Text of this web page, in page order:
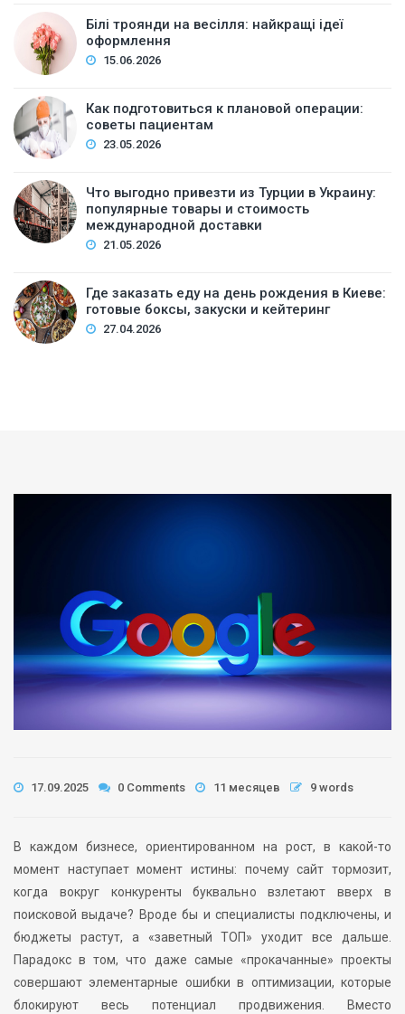
Білі троянди на весілля: найкращі ідеї
оформлення
15.06.2026
Как подготовиться к плановой операции:
советы пациентам
23.05.2026
Что выгодно привезти из Турции в Украину:
популярные товары и стоимость
международной доставки
21.05.2026
Где заказать еду на день рождения в Киеве:
готовые боксы, закуски и кейтеринг
27.04.2026
17.09.2025 0 Comments 11 месяцев 9 words
В каждом бизнесе, ориентированном на рост, в какой-то
момент наступает момент истины: почему сайт тормозит,
когда вокруг конкуренты буквально взлетают вверх в
поисковой выдаче? Вроде бы и специалисты подключены, и
бюджеты растут, а «заветный ТОП» уходит все дальше.
Парадокс в том, что даже самые «прокачанные» проекты
совершают элементарные ошибки в оптимизации, которые
блокируют весь потенциал продвижения. Вместо